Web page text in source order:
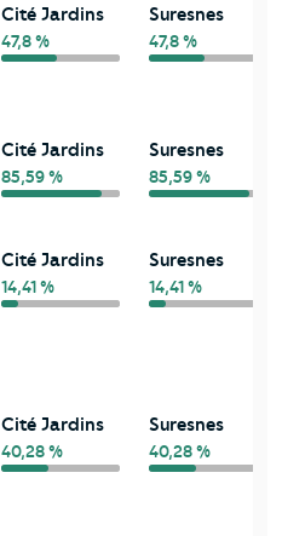
Cité Jardins
47,8 %
Suresnes
47,8 %
Cité Jardins
85,59 %
Suresnes
85,59 %
Cité Jardins
14,41 %
Suresnes
14,41 %
Cité Jardins
40,28 %
Suresnes
40,28 %